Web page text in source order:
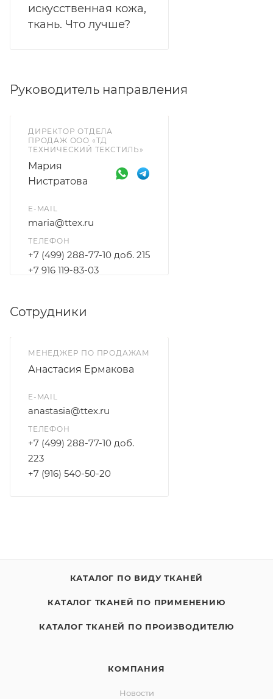
искусственная кожа,
ткань. Что лучше?
Руководитель направления
ДИРЕКТОР ОТДЕЛА
ПРОДАЖ ООО «ТД
ТЕХНИЧЕСКИЙ ТЕКСТИЛЬ»
Мария
Нистратова
E-MAIL
maria@ttex.ru
ТЕЛЕФОН
+7 (499) 288-77-10 доб. 215
+7 916 119-83-03
Сотрудники
МЕНЕДЖЕР ПО ПРОДАЖАМ
Анастасия Ермакова
E-MAIL
anastasia@ttex.ru
ТЕЛЕФОН
+7 (499) 288-77-10 доб.
223
+7 (916) 540-50-20
КАТАЛОГ ПО ВИДУ ТКАНЕЙ
КАТАЛОГ ТКАНЕЙ ПО ПРИМЕНЕНИЮ
КАТАЛОГ ТКАНЕЙ ПО ПРОИЗВОДИТЕЛЮ
КОМПАНИЯ
Новости